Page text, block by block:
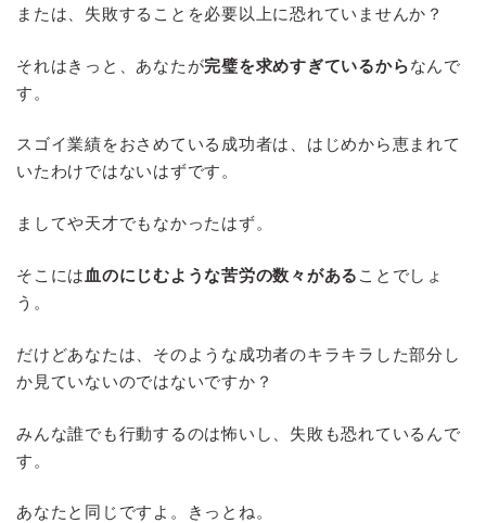
または、失敗することを必要以上に恐れていませんか？
それはきっと、あなたが完璧を求めすぎているからなんで
す。
スゴイ業績をおさめている成功者は、はじめから恵まれて
いたわけではないはずです。
ましてや天才でもなかったはず。
そこには 血のにじむような苦労の数々がある ことでしょ
う。
だけどあなたは、そのような成功者のキラキラした部分し
か見ていないのではないですか？
みんな誰でも行動するのは怖いし、失敗も恐れているんで
す。
あなたと同じですよ。きっとね。